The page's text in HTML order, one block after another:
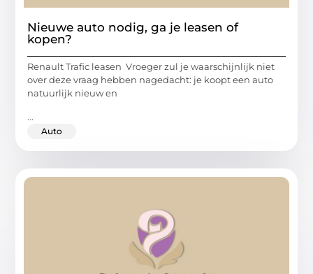
Nieuwe auto nodig, ga je leasen of
kopen?
Renault Trafic leasen Vroeger zul je waarschijnlijk niet
over deze vraag hebben nagedacht: je koopt een auto
natuurlijk nieuw en
...
Auto